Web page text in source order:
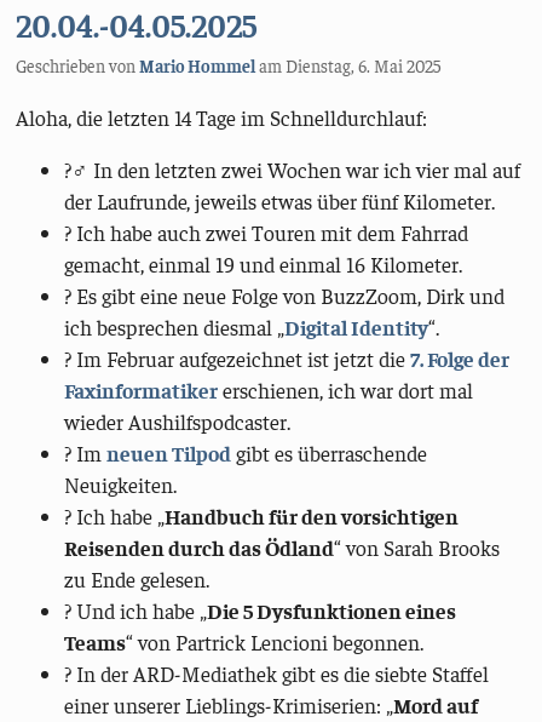
20.04.-04.05.2025
Geschrieben vonMario HommelamDienstag, 6. Mai 2025
Aloha, die letzten 14 Tage im Schnelldurchlauf:
?‍♂️ In den letzten zwei Wochen war ich vier mal auf
der Laufrunde, jeweils etwas über fünf Kilometer.
? Ich habe auch zwei Touren mit dem Fahrrad
gemacht, einmal 19 und einmal 16 Kilometer.
?️ Es gibt eine neue Folge von BuzzZoom, Dirk und
ich besprechen diesmal „Digital Identity“.
?️ Im Februar aufgezeichnet ist jetzt die7. Folge der
Faxinformatikererschienen, ich war dort mal
wieder Aushilfspodcaster.
? Imneuen Tilpod gibt es überraschende
Neuigkeiten.
? Ich habe „Handbuch für den vorsichtigen
Reisenden durch das Ödland“ von Sarah Brooks
zu Ende gelesen.
? Und ich habe „Die 5 Dysfunktionen eines
Teams“ von Partrick Lencioni begonnen.
? In der ARD-Mediathek gibt es die siebte Staffel
einer unserer Lieblings-Krimiserien: „Mord auf